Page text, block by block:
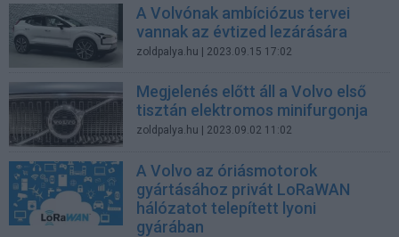
A Volvónak ambíciózus tervei
vannak az évtized lezárására
zoldpalya.hu | 2023.09.15 17:02
Megjelenés előtt áll a Volvo első
tisztán elektromos minifurgonja
zoldpalya.hu | 2023.09.02 11:02
A Volvo az óriásmotorok
gyártásához privát LoRaWAN
hálózatot telepített lyoni
gyárában